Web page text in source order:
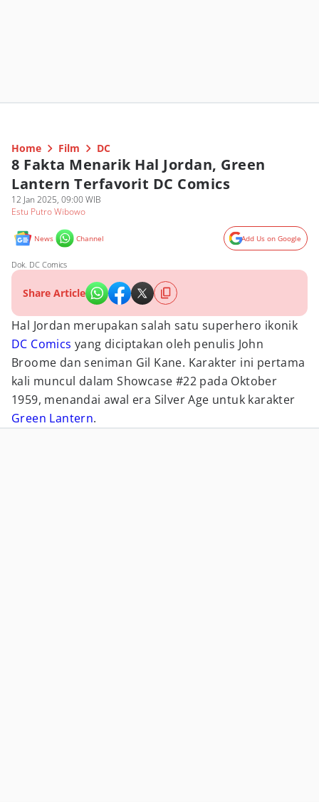
Home Film DC
8 Fakta Menarik Hal Jordan, Green
Lantern Terfavorit DC Comics
12 Jan 2025, 09:00 WIB
Estu Putro Wibowo
News Channel Add Us on Google
Dok. DC Comics
Share Article
Hal Jordan merupakan salah satu superhero ikonik
DC Comics yang diciptakan oleh penulis John
Broome dan seniman Gil Kane. Karakter ini pertama
kali muncul dalam Showcase #22 pada Oktober
1959, menandai awal era Silver Age untuk karakter
Green Lantern.